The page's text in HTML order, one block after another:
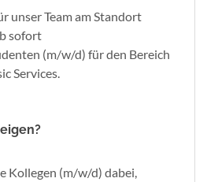
unser Team am Standort
sofort
(m/w/d) für den Bereich
Services.
Kollegen (m/w/d) dabei,